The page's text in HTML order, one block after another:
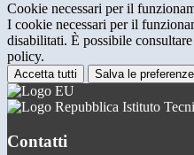
Cookie necessari per il
I cookie necessari per il
disabilitati. È possibile
policy.
Accetta tutti Salva le preferenze
Istituto
Contatti